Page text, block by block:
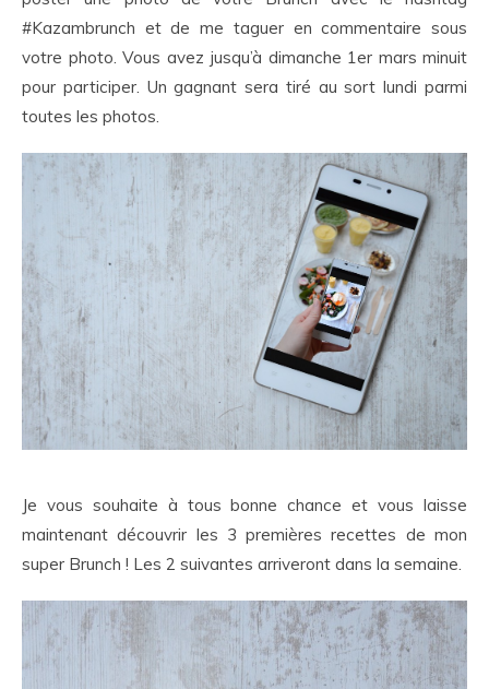
#Kazambrunch et de me taguer en commentaire sous
votre photo. Vous avez jusqu’à dimanche 1er mars minuit
pour participer. Un gagnant sera tiré au sort lundi parmi
toutes les photos.
Je vous souhaite à tous bonne chance et vous laisse
maintenant découvrir les 3 premières recettes de mon
super Brunch ! Les 2 suivantes arriveront dans la semaine.